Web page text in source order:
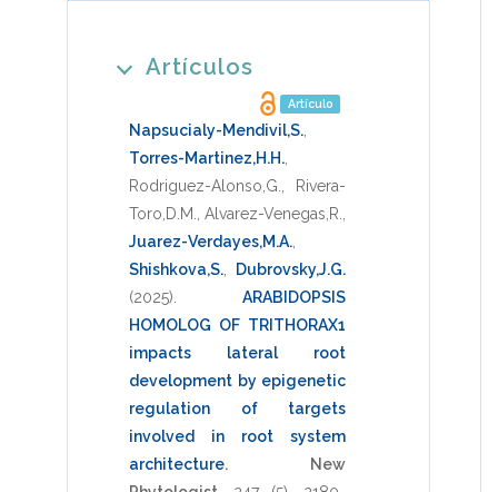
Artículos
Artículo
Napsucialy-Mendivil,S.
Torres-Martinez,H.H.
Rodriguez-Alonso,G.
Rivera-
Toro,D.M.
Alvarez-Venegas,R.
Juarez-Verdayes,M.A.
Shishkova,S.
Dubrovsky,J.G.
(2025)
ARABIDOPSIS
HOMOLOG OF TRITHORAX1
impacts lateral root
development by epigenetic
regulation of targets
involved in root system
architecture.
New